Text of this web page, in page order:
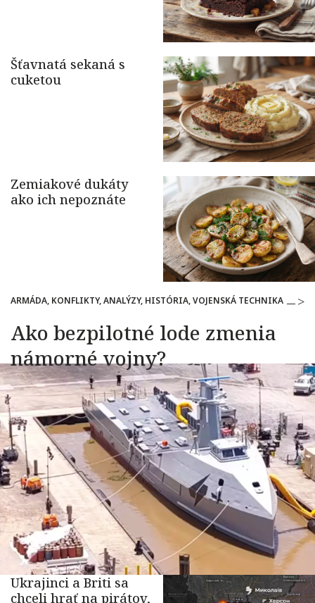
ARMÁDA, KONFLIKTY, ANALÝZY, HISTÓRIA, VOJENSKÁ TECHNIKA